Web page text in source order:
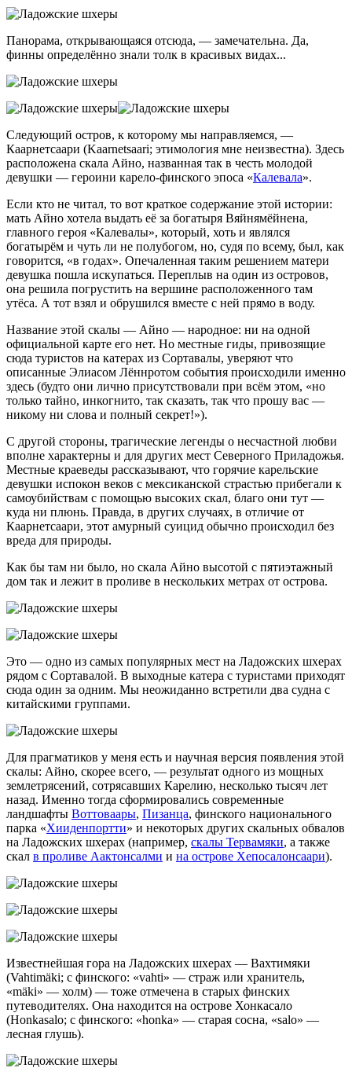
Панорама, открывающаяся отсюда, — замечательна. Да,
финны определённо знали толк в красивых видах...
Следующий остров, к которому мы направляемся, —
Каарнетсаари (Kaarnetsaari; этимология мне неизвестна). Здесь
расположена скала Айно, названная так в честь молодой
девушки — героини карело-финского эпоса «Калевала».
Если кто не читал, то вот краткое содержание этой истории:
мать Айно хотела выдать её за богатыря Вяйнямёйнена,
главного героя «Калевалы», который, хоть и являлся
богатырём и чуть ли не полубогом, но, судя по всему, был, как
говорится, «в годах». Опечаленная таким решением матери
девушка пошла искупаться. Переплыв на один из островов,
она решила погрустить на вершине расположенного там
утёса. А тот взял и обрушился вместе с ней прямо в воду.
Название этой скалы — Айно — народное: ни на одной
официальной карте его нет. Но местные гиды, привозящие
сюда туристов на катерах из Сортавалы, уверяют что
описанные Элиасом Лённротом события происходили именно
здесь (будто они лично присутствовали при всём этом, «но
только тайно, инкогнито, так сказать, так что прошу вас —
никому ни слова и полный секрет!»).
С другой стороны, трагические легенды о несчастной любви
вполне характерны и для других мест Северного Приладожья.
Местные краеведы рассказывают, что горячие карельские
девушки испокон веков с мексиканской страстью прибегали к
самоубийствам с помощью высоких скал, благо они тут —
куда ни плюнь. Правда, в других случаях, в отличие от
Каарнетсаари, этот амурный суицид обычно происходил без
вреда для природы.
Как бы там ни было, но скала Айно высотой с пятиэтажный
дом так и лежит в проливе в нескольких метрах от острова.
Это — одно из самых популярных мест на Ладожских шхерах
рядом с Сортавалой. В выходные катера с туристами приходят
сюда один за одним. Мы неожиданно встретили два судна с
китайскими группами.
Для прагматиков у меня есть и научная версия появления этой
скалы: Айно, скорее всего, — результат одного из мощных
землетрясений, сотрясавших Карелию, несколько тысяч лет
назад. Именно тогда сформировались современные
ландшафты Воттоваары, Пизанца, финского национального
парка «Хииденпортти» и некоторых других скальных обвалов
на Ладожских шхерах (например, скалы Тервамяки, а также
скал в проливе Аактонсалми и на острове Хепосалонсаари).
Известнейшая гора на Ладожских шхерах — Вахтимяки
(Vahtimäki; с финского: «vahti» — страж или хранитель,
«mäki» — холм) — тоже отмечена в старых финских
путеводителях. Она находится на острове Хонкасало
(Honkasalo; с финского: «honka» — старая сосна, «salo» —
лесная глушь).